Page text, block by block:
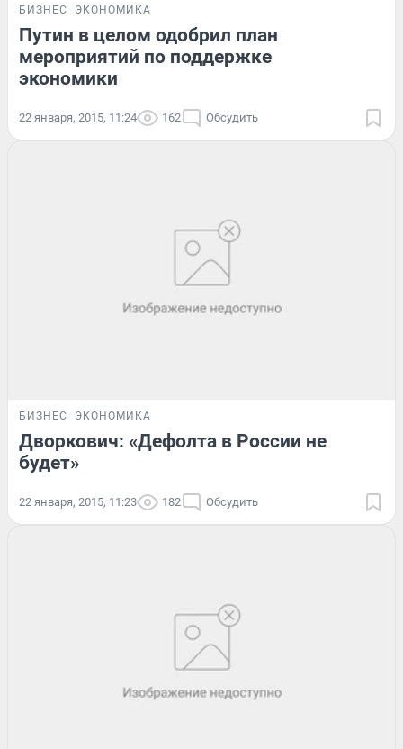
БИЗНЕС ЭКОНОМИКА
Путин в целом одобрил план
мероприятий по поддержке
экономики
22 января, 2015, 11:24 162 Обсудить
БИЗНЕС ЭКОНОМИКА
Дворкович: «Дефолта в России не
будет»
22 января, 2015, 11:23 182 Обсудить